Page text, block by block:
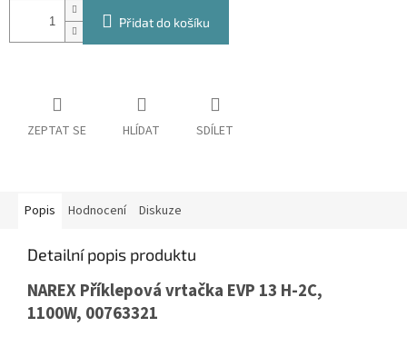
Přidat do košíku
ZEPTAT SE HLÍDAT SDÍLET
Popis Hodnocení Diskuze
Detailní popis produktu
NAREX Příklepová vrtačka EVP 13 H-2C,
1100W, 00763321